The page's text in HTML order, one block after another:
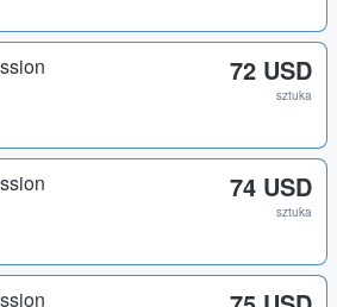
72 USD
sztuka
74 USD
sztuka